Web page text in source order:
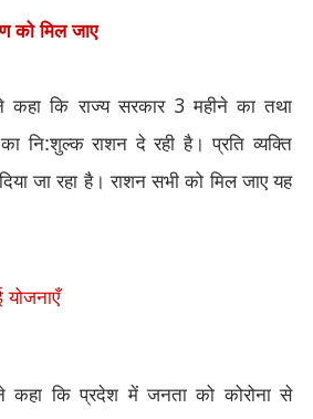
को मिल जाए
कहा कि राज्य सरकार 3 महीने का तथा
नि:शुल्क राशन दे रही है। प्रति व्यक्ति
जा रहा है। राशन सभी को मिल जाए यह
कहा कि प्रदेश में जनता को कोरोना से